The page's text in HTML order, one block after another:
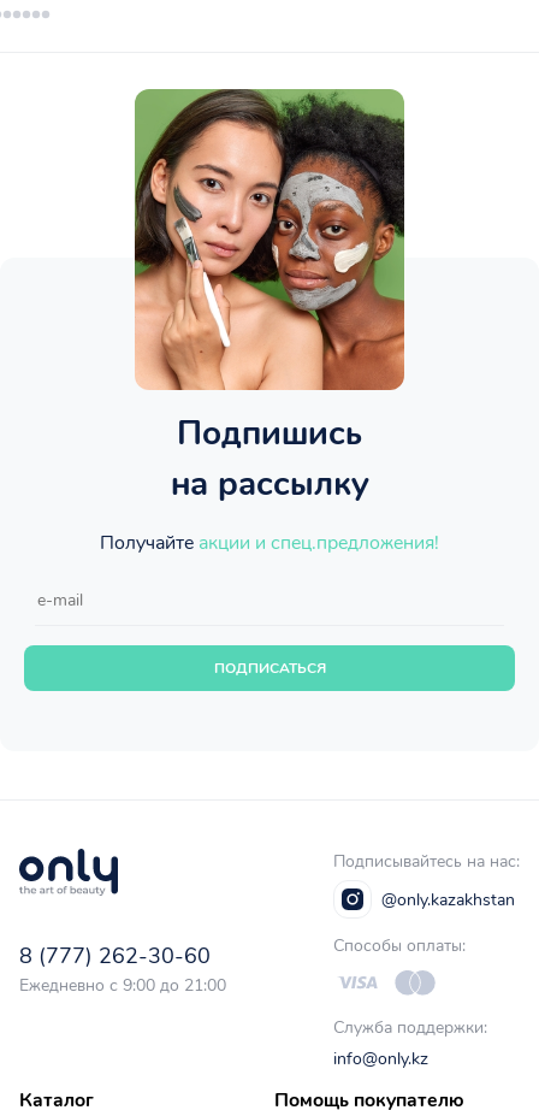
Подпишись
на рассылку
Получайте акции и спец.предложения!
ПОДПИСАТЬСЯ
8 (777) 262-30-60
Ежедневно с 9:00 до 21:00
Подписывайтесь на нас:
@only.kazakhstan
Способы оплаты:
Служба поддержки:
info@only.kz
Каталог Помощь покупателю